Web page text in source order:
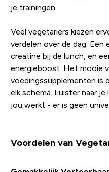
je trainingen.
Veel vegetariërs kiezen
verdelen over de dag.
creatine bij de lunch, en
energieboost. Het mooie
voedingssupplementen is
elk schema. Luister naar
jou werkt - er is geen
Voordelen van